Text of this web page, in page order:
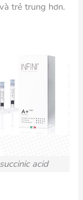
trẻ trung hơn.
acid